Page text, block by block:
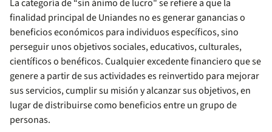
La categoría de “sin ánimo de lucro" se refiere a que la
finalidad principal de Uniandes no es generar ganancias o
beneficios económicos para individuos específicos, sino
perseguir unos objetivos sociales, educativos, culturales,
científicos o benéficos. Cualquier excedente financiero que se
genere a partir de sus actividades es reinvertido para mejorar
sus servicios, cumplir su misión y alcanzar sus objetivos, en
lugar de distribuirse como beneficios entre un grupo de
personas.